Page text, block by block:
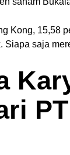
Kong, 15,58
saja